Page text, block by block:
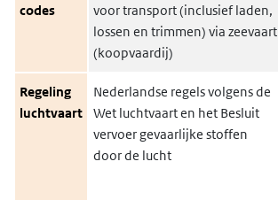
codes
voor transport (inclusief laden,
lossen en trimmen) via zeevaart
(koopvaardij)
Regeling
luchtvaart
Nederlandse regels volgens de
Wet luchtvaart en het Besluit
vervoer gevaarlijke stoffen
door de lucht